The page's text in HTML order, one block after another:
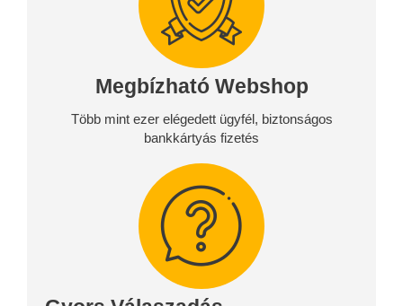
Megbízható Webshop
Több mint ezer elégedett ügyfél, biztonságos
bankkártyás fizetés